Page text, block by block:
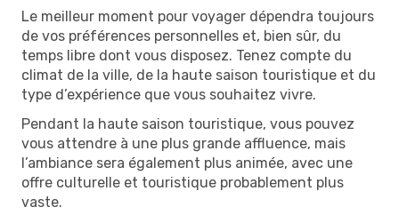
Le meilleur moment pour voyager dépendra toujours
de vos préférences personnelles et, bien sûr, du
temps libre dont vous disposez. Tenez compte du
climat de la ville, de la haute saison touristique et du
type d’expérience que vous souhaitez vivre.
Pendant la haute saison touristique, vous pouvez
vous attendre à une plus grande affluence, mais
l’ambiance sera également plus animée, avec une
offre culturelle et touristique probablement plus
vaste.